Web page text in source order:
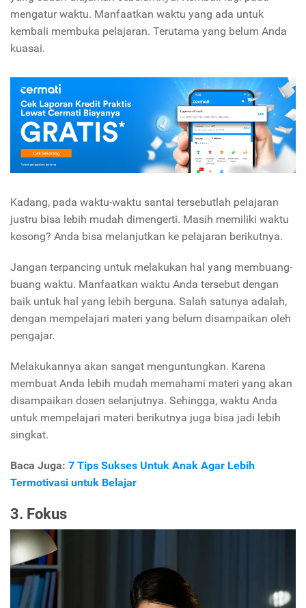
mengatur waktu. Manfaatkan waktu yang ada untuk
kembali membuka pelajaran. Terutama yang belum Anda
kuasai.
Kadang, pada waktu-waktu santai tersebutlah pelajaran
justru bisa lebih mudah dimengerti. Masih memiliki waktu
kosong? Anda bisa melanjutkan ke pelajaran berikutnya.
Jangan terpancing untuk melakukan hal yang membuang-
buang waktu. Manfaatkan waktu Anda tersebut dengan
baik untuk hal yang lebih berguna. Salah satunya adalah,
dengan mempelajari materi yang belum disampaikan oleh
pengajar.
Melakukannya akan sangat menguntungkan. Karena
membuat Anda lebih mudah memahami materi yang akan
disampaikan dosen selanjutnya. Sehingga, waktu Anda
untuk mempelajari materi berikutnya juga bisa jadi lebih
singkat.
Baca Juga: 7 Tips Sukses Untuk Anak Agar Lebih
Termotivasi untuk Belajar
3. Fokus